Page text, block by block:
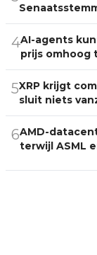
4AI-agents
prijs omhoog
5XRP krijgt
sluit niets
6AMD-
terwijl ASML